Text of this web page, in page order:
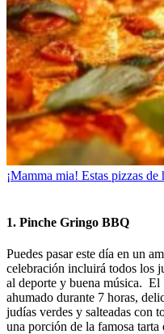
¡Mamma mia! Estas pizzas
1. Pinche Gringo BBQ
Puedes pasar este día en un
celebración incluirá todos los
al deporte y buena música. El
ahumado durante 7 horas,
judías verdes y salteadas con
una porción de la famosa tarta